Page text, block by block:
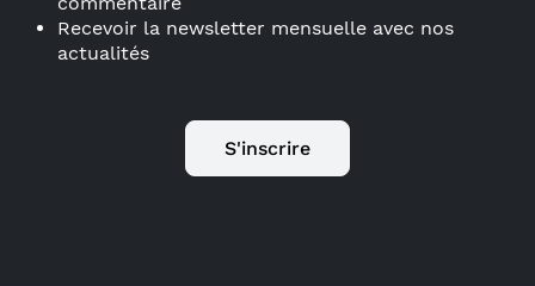
Recevoir la newsletter mensuelle avec nos
actualités
S'inscrire